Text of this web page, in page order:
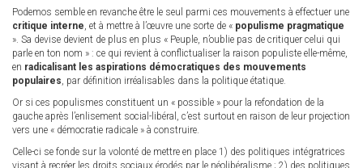
Podemos semble en revanche être le seul parmi ces mouvements à effectuer une
critique interne, et à mettre à l’œuvre une sorte de « populisme pragmatique
». Sa devise devient de plus en plus « Peuple, n’oublie pas de critiquer celui qui
parle en ton nom » : ce qui revient à conflictualiser la raison populiste elle-même,
en radicalisant les aspirations démocratiques des mouvements
populaires, par définition irréalisables dans la politique étatique.
Or si ces populismes constituent un « possible » pour la refondation de la
gauche après l’enlisement social-libéral, c’est surtout en raison de leur projection
vers une « démocratie radicale » à construire.
Celle-ci se fonde sur la volonté de mettre en place 1) des politiques intégratrices
visant à recréer les droits sociaux érodés par le néolibéralisme ; 2) des politiques